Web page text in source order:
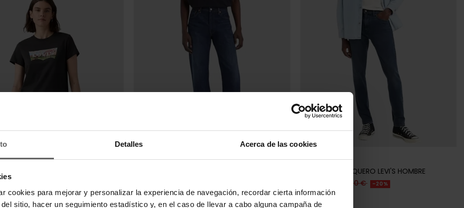
Detalles Acerca de las cookies
cookies para mejorar y personalizar la experiencia de navegación, recordar cierta información
sitio, hacer un seguimiento estadístico y, en el caso de llevar a cabo alguna campaña de
29,95 €
LEVI'S
REBAJAS+
LEVI'S
PANTALÓN VAQUERO LEVI'S HOMBRE
99,00 € -20%
REBAJAS+